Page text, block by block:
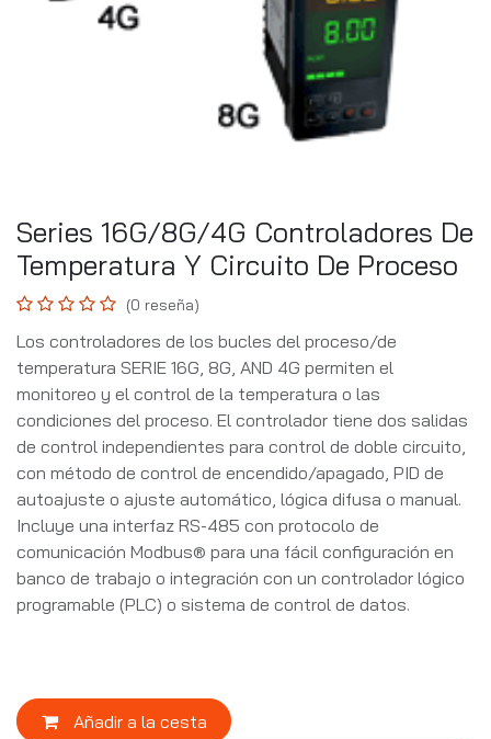
Series 16G/8G/4G Controladores De
Temperatura Y Circuito De Proceso
(0 reseña)
Los controladores de los bucles del proceso/de
temperatura SERIE 16G, 8G, AND 4G permiten el
monitoreo y el control de la temperatura o las
condiciones del proceso. El controlador tiene dos salidas
de control independientes para control de doble circuito,
con método de control de encendido/apagado, PID de
autoajuste o ajuste automático, lógica difusa o manual.
Incluye una interfaz RS-485 con protocolo de
comunicación Modbus® para una fácil configuración en
banco de trabajo o integración con un controlador lógico
programable (PLC) o sistema de control de datos.
Añadir a la cesta